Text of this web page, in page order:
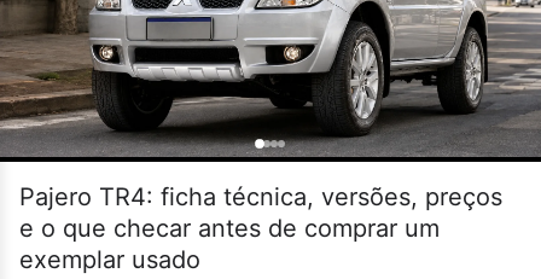
Pajero TR4: ficha técnica, versões, preços
e o que checar antes de comprar um
exemplar usado